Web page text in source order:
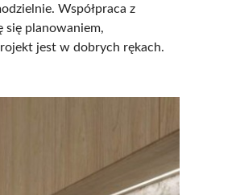
Współpraca z
się planowaniem,
jest w dobrych rękach.